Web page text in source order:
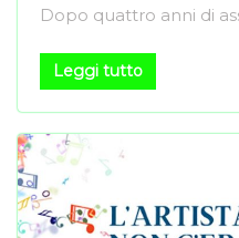
Dopo quattro anni di
Leggi tutto